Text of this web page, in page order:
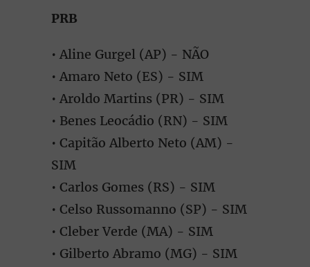
PRB
• Aline Gurgel (AP) - NÃO
• Amaro Neto (ES) - SIM
• Aroldo Martins (PR) - SIM
• Benes Leocádio (RN) - SIM
• Capitão Alberto Neto (AM) -
SIM
• Carlos Gomes (RS) - SIM
• Celso Russomanno (SP) - SIM
• Cleber Verde (MA) - SIM
• Gilberto Abramo (MG) - SIM